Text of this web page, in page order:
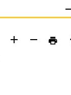
add remove print